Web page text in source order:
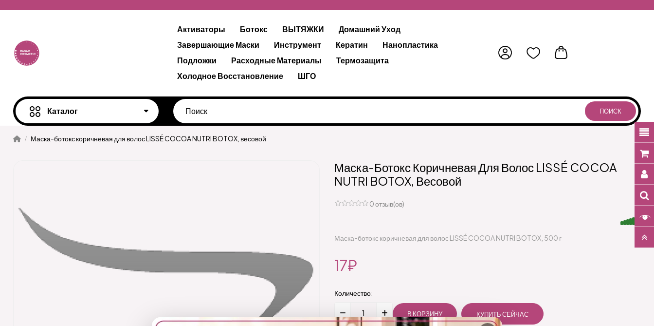
Активаторы Ботокс ВЫТЯЖКИ
Домашний Уход
Завершающие Маски
Инструмент Кератин
Нанопластика
Подложки
Расходные Материалы
Термозащита
Холодное Восстановление
ШГО
Каталог ПОИСК
Маска-ботокс коричневая для волос LISSÉ COCOA NUTRI BOTOX, весовой
Маска-Ботокс Коричневая Для Волос LISSÉ COCOA
NUTRI BOTOX, Весовой
0 отзыв(ов)
Маска-ботокс коричневая для волос LISSÉ COCOA NUTRI BOTOX, 500 г
17₽
Количество: